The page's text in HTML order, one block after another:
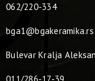
062/220-334
bga1@bgakeramika.rs
Bulevar Kralja